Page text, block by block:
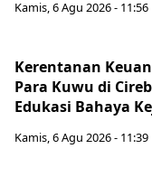
Kamis, 6 Agu 2026 - 11:56
Kerentanan
Para Kuwu di
Edukasi Bahaya
Kamis, 6 Agu 2026 - 11:39